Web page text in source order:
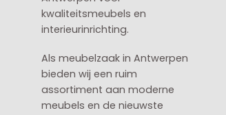
kwaliteitsmeubels en
interieurinrichting.
Als meubelzaak in Antwerpen
bieden wij een ruim
assortiment aan moderne
meubels en de nieuwste